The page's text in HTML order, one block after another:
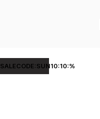
SALECODE:SUN10:10:%